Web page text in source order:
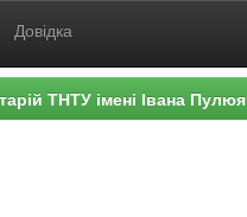
Довідка
ТНТУ імені Івана Пулюя